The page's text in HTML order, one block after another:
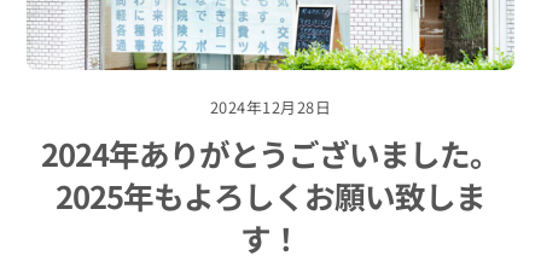
2024年12月28日
2024年ありがとうございました。
2025年もよろしくお願い致しま
す！